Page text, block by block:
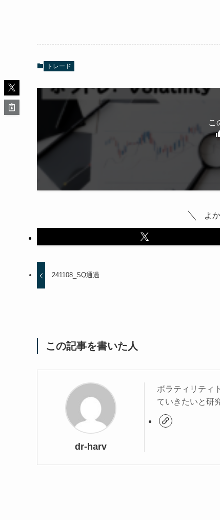
トレード
こ
よ
241108_SQ通過
この記事を書いた人
dr-harv
ボラティリティ
ていきたいと研